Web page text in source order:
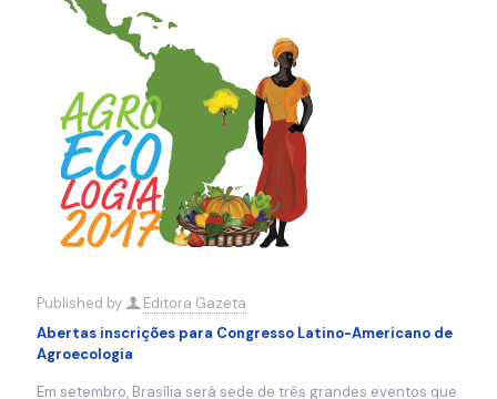
Published by
Editora Gazeta
Abertas inscrições para Congresso Latino-Americano de
Agroecologia
Em setembro, Brasília será sede de três grandes eventos que